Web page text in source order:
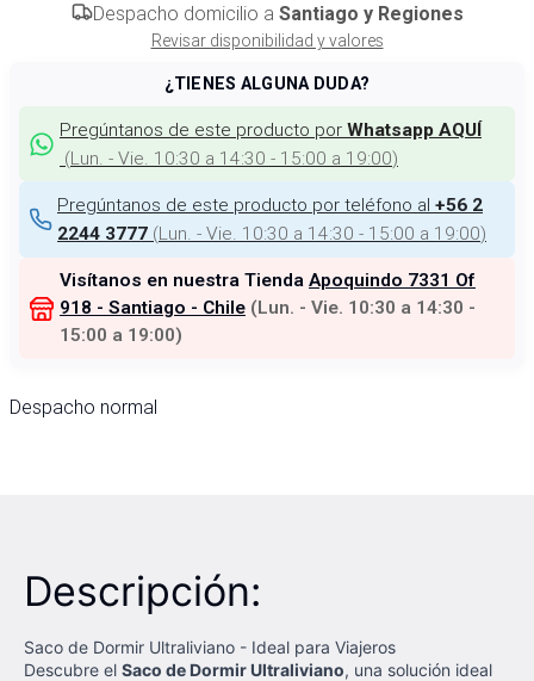
Despacho domicilio a Santiago y Regiones
Revisar disponibilidad y valores
¿TIENES ALGUNA DUDA?
Pregúntanos de este producto por Whatsapp AQUÍ
(Lun. - Vie. 10:30 a 14:30 - 15:00 a 19:00)
Pregúntanos de este producto por teléfono al +56 2
2244 3777 (Lun. - Vie. 10:30 a 14:30 - 15:00 a 19:00)
Visítanos en nuestra Tienda Apoquindo 7331 Of
918 - Santiago - Chile (Lun. - Vie. 10:30 a 14:30 -
15:00 a 19:00)
Despacho normal
Descripción:
Saco de Dormir Ultraliviano - Ideal para Viajeros
Descubre el Saco de Dormir Ultraliviano, una solución ideal